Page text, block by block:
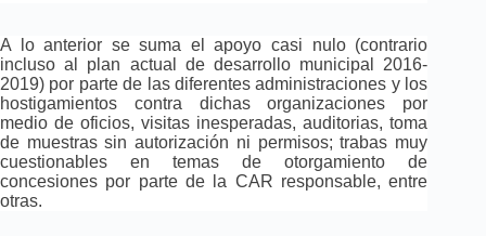
A lo anterior se suma el apoyo casi nulo (contrario
incluso al plan actual de desarrollo municipal 2016-
2019) por parte de las diferentes administraciones y los
hostigamientos contra dichas organizaciones por
medio de oficios, visitas inesperadas, auditorias, toma
de muestras sin autorización ni permisos; trabas muy
cuestionables en temas de otorgamiento de
concesiones por parte de la CAR responsable, entre
otras.